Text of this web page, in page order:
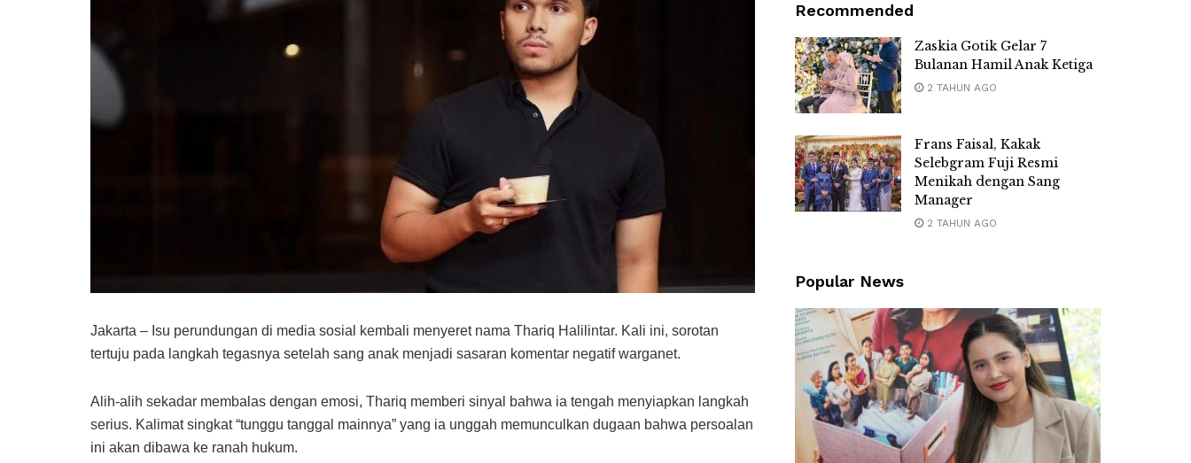
Jakarta – Isu perundungan di media sosial kembali menyeret nama Thariq Halilintar. Kali ini, sorotan
tertuju pada langkah tegasnya setelah sang anak menjadi sasaran komentar negatif warganet.
Alih-alih sekadar membalas dengan emosi, Thariq memberi sinyal bahwa ia tengah menyiapkan langkah
serius. Kalimat singkat “tunggu tanggal mainnya” yang ia unggah memunculkan dugaan bahwa persoalan
ini akan dibawa ke ranah hukum.
Recommended
Zaskia Gotik Gelar 7
Bulanan Hamil Anak Ketiga
2 TAHUN AGO
Frans Faisal, Kakak
Selebgram Fuji Resmi
Menikah dengan Sang
Manager
2 TAHUN AGO
Popular News